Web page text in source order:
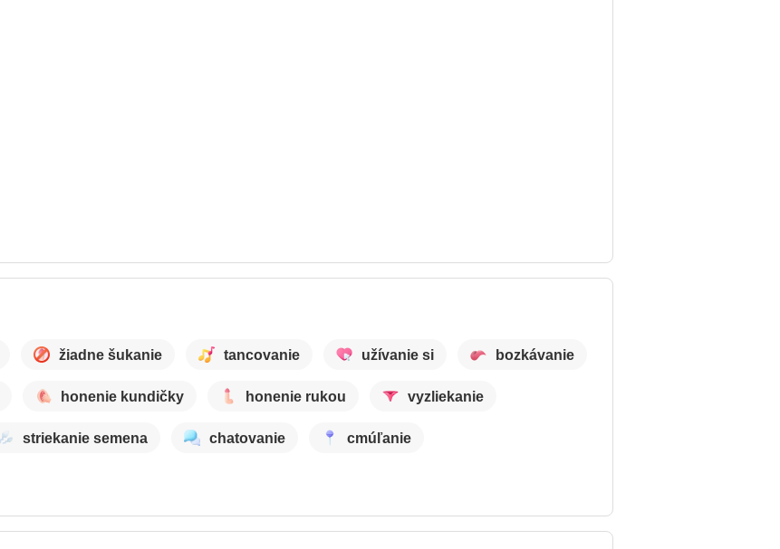
žiadne šukanie tancovanie užívanie si bozkávanie
honenie kundičky honenie rukou vyzliekanie
striekanie semena chatovanie cmúľanie